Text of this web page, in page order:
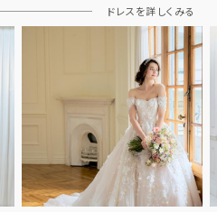
ドレスを詳しくみる